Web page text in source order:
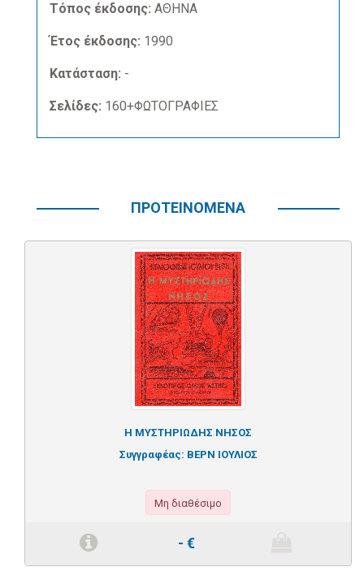
Τόπος έκδοσης: ΑΘΗΝΑ
Έτος έκδοσης: 1990
Κατάσταση: -
Σελίδες: 160+ΦΩΤΟΓΡΑΦΙΕΣ
ΠΡΟΤΕΙΝΟΜΕΝΑ
Η ΜΥΣΤΗΡΙΩΔΗΣ ΝΗΣΟΣ
Συγγραφέας: ΒΕΡΝ ΙΟΥΛΙΟΣ
Μη διαθέσιμο
- €